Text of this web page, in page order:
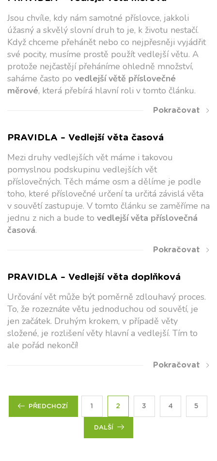
Jsou chvíle, kdy nám samotné příslovce, jakkoli
úžasný a skvělý slovní druh to je, k životu nestačí.
Když chceme přehánět nebo co nejpřesněji vyjádřit
své pocity, musíme prostě použít vedlejší větu. A
protože nejčastějí přeháníme ohledně množství,
saháme často po vedlejší větě příslovečné
měrové, která přebírá hlavní roli v tomto článku.
Pokračovat
PRAVIDLA – Vedlejší věta časová
Mezi druhy vedlejších vět máme i takovou
pomyslnou podskupinu vedlejších vět
příslovečných. Těch máme osm a dělíme je podle
toho, které příslovečné určení ta určitá závislá věta
v souvětí zastupuje. V tomto článku se zaměříme na
jednu z nich a bude to vedlejší věta příslovečná
časová.
Pokračovat
PRAVIDLA – Vedlejší věta doplňková
Určování vět může být poměrně zdlouhavý proces.
To, že rozeznáte větu jednoduchou od souvětí, je
jen začátek. Druhým krokem, v případě věty
složené, je rozlišení věty hlavní a vedlejší. Tím to
ale pořád nekončí!
Pokračovat
PŘEDCHOZÍ 1 2 3 4 5
DALŠÍ